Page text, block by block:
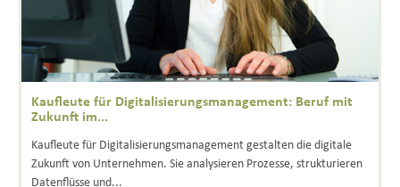
Kaufleute für Digitalisierungsmanagement: Beruf mit
Zukunft im...
Kaufleute für Digitalisierungsmanagement gestalten die digitale
Zukunft von Unternehmen. Sie analysieren Prozesse, strukturieren
Datenflüsse und...